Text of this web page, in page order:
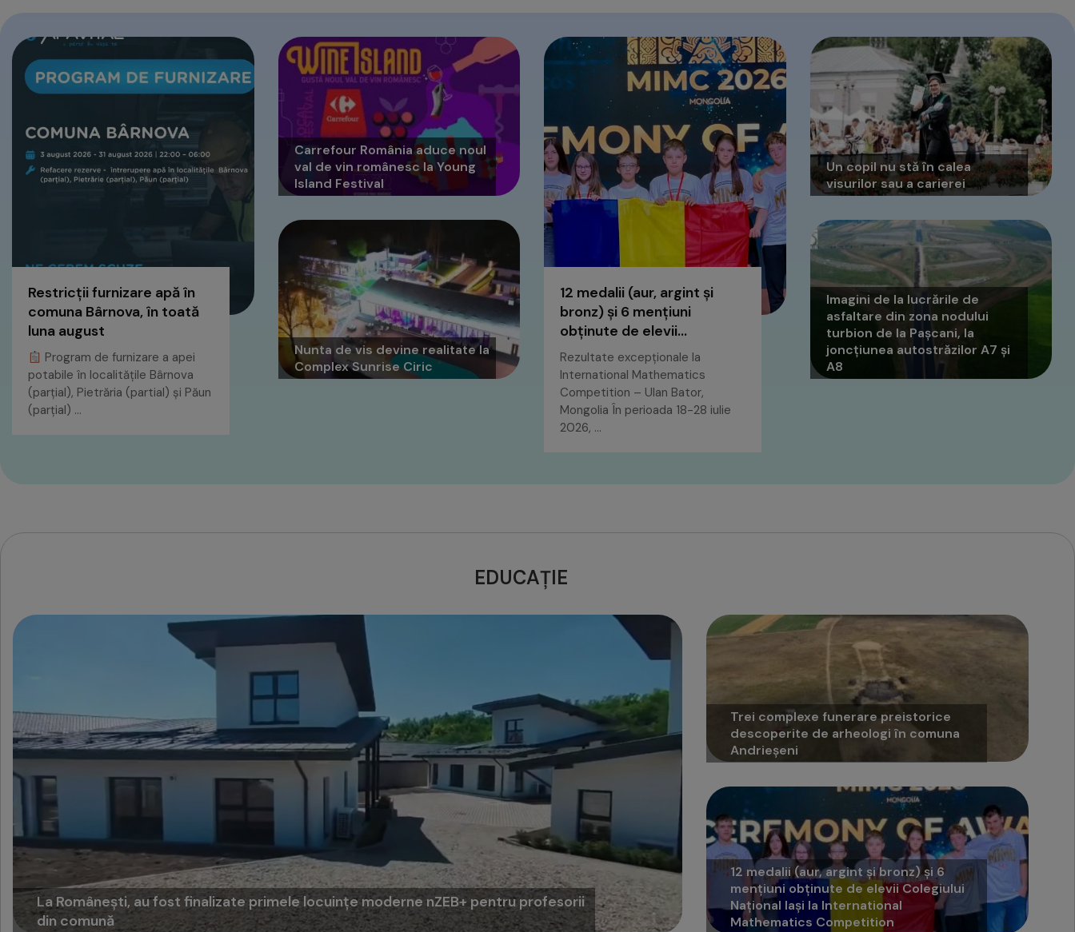
Restricții furnizare apă în
comuna Bârnova, în toată
luna august
Program de furnizare a apei
potabile în localitățile Bârnova
(parțial), Pietrăria (partial) și Păun
(parțial) …
Carrefour România aduce noul
val de vin românesc la Young
Island Festival
Nunta de vis devine realitate la
Complex Sunrise Ciric
12 medalii (aur, argint și
bronz) și 6 mențiuni
obținute de elevii...
Rezultate excepționale la
International Mathematics
Competition – Ulan Bator,
Mongolia În perioada 18-28 iulie
2026, …
Un copil nu stă în calea
visurilor sau a carierei
Imagini de la lucrările de
asfaltare din zona nodului
turbion de la Pașcani, la
joncțiunea autostrăzilor A7 și
A8
EDUCAȚIE
La Românești, au fost finalizate primele locuințe moderne nZEB+ pentru profesorii
din comună
Trei complexe funerare preistorice
descoperite de arheologi în comuna
Andrieșeni
12 medalii (aur, argint și bronz) și 6
mențiuni obținute de elevii Colegiului
Național Iași la International
Mathematics Competition